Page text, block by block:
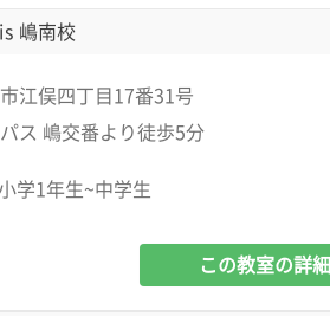
嶋南校
江俣四丁目17番31号
ス 嶋交番より徒歩5分
学1年生~中学生
この教室の詳細